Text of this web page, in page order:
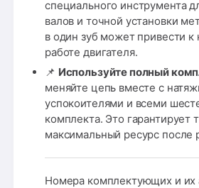
специального инструмента
валов и точной установки
в один зуб может привести к
работе двигателя.
📌 Используйте полный
меняйте цепь вместе с
успокоителями и всеми
комплекта. Это гарантирует
максимальный ресурс после
Номера комплектующих и их